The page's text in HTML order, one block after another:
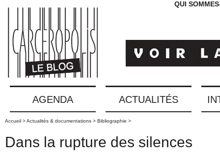
QUI
AGENDA ACTUALITÉS
Accueil >Actualités & documentations > Bibliographie >
Dans la rupture des silences